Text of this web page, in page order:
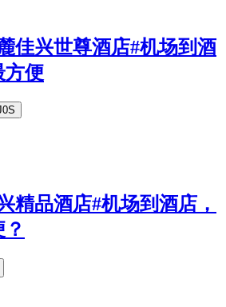
佳兴世尊酒店#机场到酒
方便
精品酒店#机场到酒店，